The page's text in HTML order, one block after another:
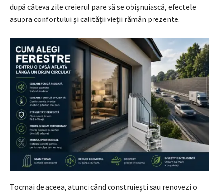
după câteva zile creierul pare să se obișnuiască, efectele
asupra confortului și calității vieții rămân prezente.
Tocmai de aceea, atunci când construiești sau renovezi o